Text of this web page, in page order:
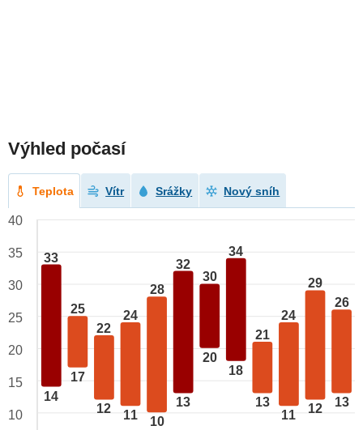
Výhled počasí
Teplota Vítr Srážky Nový sníh
33
14
25
17
22
12
24
11
28
10
32
13
30
20
34
18
21
13
24
11
29
12
26
13
40
35
30
25
20
15
10